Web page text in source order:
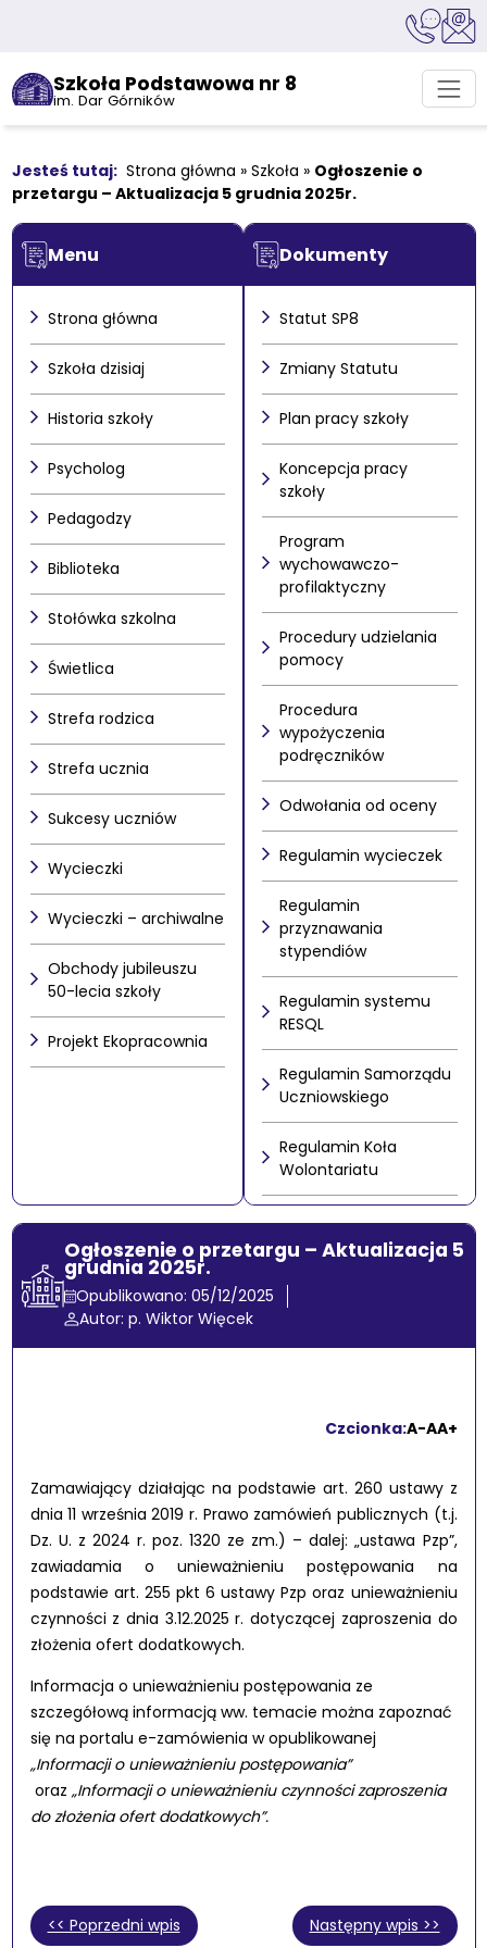
Szkoła Podstawowa nr 8
im. Dar Górników
Strona główna » Szkoła » Ogłoszenie o
przetargu – Aktualizacja 5 grudnia 2025r.
Ogłoszenie o przetargu – Aktualizacja 5
grudnia 2025r.
Opublikowano: 05/12/2025
Autor: p. Wiktor Więcek
Czcionka:A-AA+
Zamawiający działając na podstawie art. 260 ustawy z
dnia 11 września 2019 r. Prawo zamówień publicznych (t.j.
Dz. U. z 2024 r. poz. 1320 ze zm.) – dalej: „ustawa Pzp”,
zawiadamia o unieważnieniu postępowania na
podstawie art. 255 pkt 6 ustawy Pzp oraz unieważnieniu
czynności z dnia 3.12.2025 r. dotyczącej zaproszenia do
złożenia ofert dodatkowych.
Informacja o unieważnieniu postępowania ze
szczegółową informacją ww. temacie można zapoznać
się na portalu e-zamówienia w opublikowanej
„Informacji o unieważnieniu postępowania”
oraz „Informacji o unieważnieniu czynności zaproszenia
do złożenia ofert dodatkowych”.
<< Poprzedni wpis Następny wpis >>
Menu
Strona główna
Szkoła dzisiaj
Historia szkoły
Psycholog
Pedagodzy
Biblioteka
Stołówka szkolna
Świetlica
Strefa rodzica
Strefa ucznia
Sukcesy uczniów
Wycieczki
Wycieczki – archiwalne
Obchody jubileuszu
50-lecia szkoły
Projekt Ekopracownia
Dokumenty
Statut SP8
Zmiany Statutu
Plan pracy szkoły
Koncepcja pracy
szkoły
Program
wychowawczo-
profilaktyczny
Procedury udzielania
pomocy
Procedura
wypożyczenia
podręczników
Odwołania od oceny
Regulamin wycieczek
Regulamin
przyznawania
stypendiów
Regulamin systemu
RESQL
Regulamin Samorządu
Uczniowskiego
Regulamin Koła
Wolontariatu